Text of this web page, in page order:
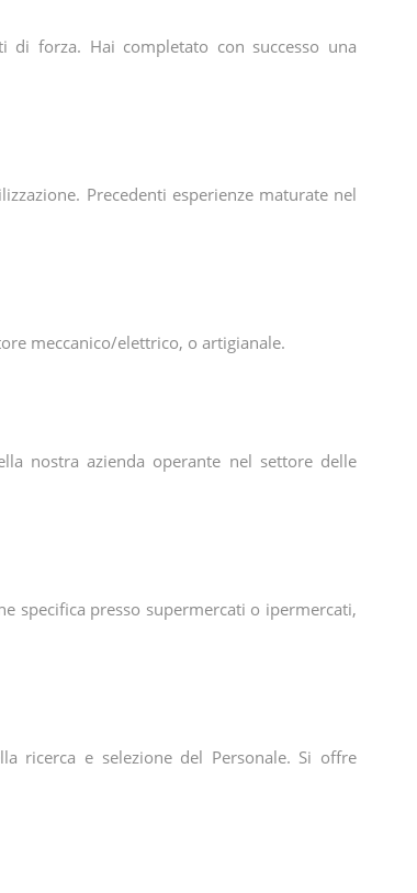
forza. Hai completato con successo una
Precedenti esperienze maturate nel
meccanico/elettrico, o artigianale.
nostra azienda operante nel settore delle
specifica presso supermercati o ipermercati,
ricerca e selezione del Personale. Si offre